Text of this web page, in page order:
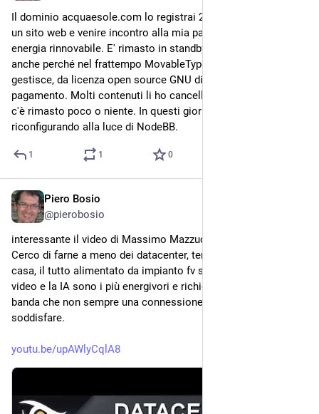
Il dominio acquaesole.com lo registrai 20 anni fa per ospitare
un sito web e venire incontro alla mia passione per le fonti di
energia rinnovabile. E' rimasto in standby per diversi anni,
anche perché nel frattempo MovableType, il software che lo
gestisce, da licenza open source GNU diventò proprietaria a
pagamento. Molti contenuti li ho cancellati perché obsoleti e
c'è rimasto poco o niente. In questi giorni lo sto ripensando e
riconfigurando alla luce di NodeBB.
1 1 0
Piero Bosio
@pierobosio
interessante il video di Massimo Mazzucco sui datacenter.
Cerco di farne a meno dei datacenter, tenendo server e dati in
casa, il tutto alimentato da impianto fv sul tetto. Tuttavia i
video e la IA sono i più energivori e richiedono risorse di
banda che non sempre una connessione casalinga riesce a
soddisfare.
youtu.be/upAWlyCqlA8